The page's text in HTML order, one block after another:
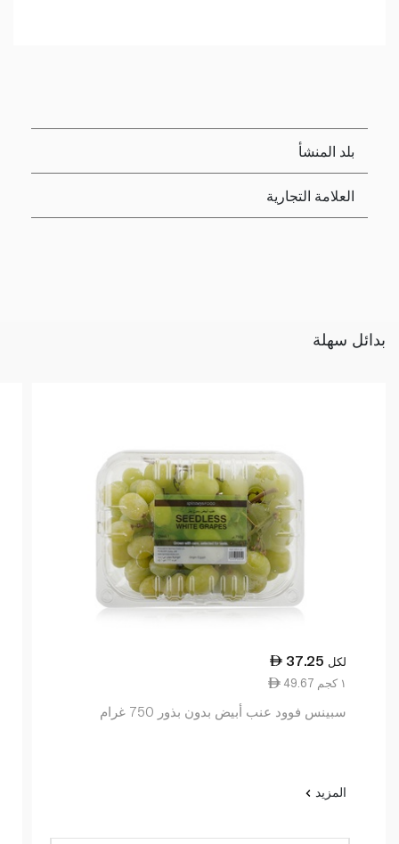
بلد المنشأ
العلامة التجارية
بدائل سهلة
37.25 لكل
49.67 ١ كجم
سبينس فوود عنب أبيض بدون بذور 750 غرام
المزيد